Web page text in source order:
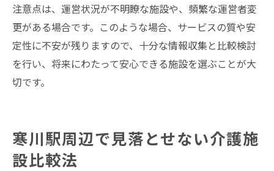
注意点は、運営状況が不明瞭な施設や、頻繁な運営者変
更がある場合です。このような場合、サービスの質や安
定性に不安が残りますので、十分な情報収集と比較検討
を行い、将来にわたって安心できる施設を選ぶことが大
切です。
寒川駅周辺で見落とせない介護施
設比較法